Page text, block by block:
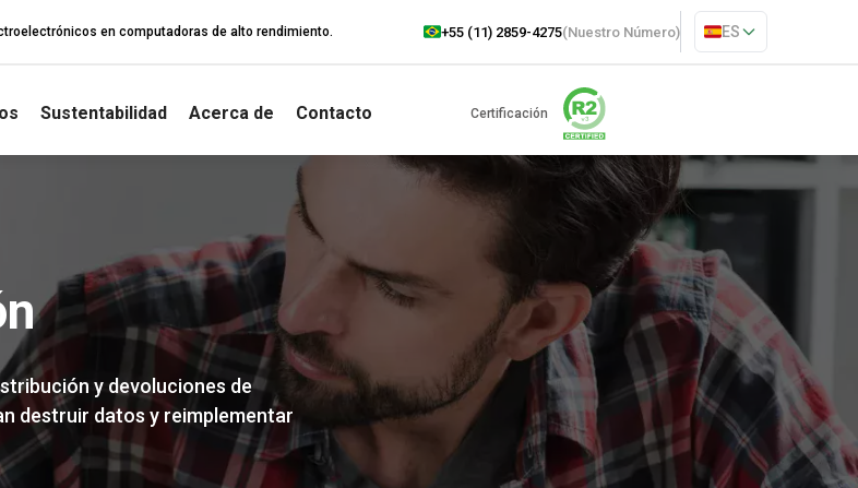
en computadoras de alto rendimiento. +55 (11) 2859-4275(Nuestro Número) ES
Sustentabilidad Acerca de Contacto Certificación
y devoluciones de
destruir datos y reimplementar